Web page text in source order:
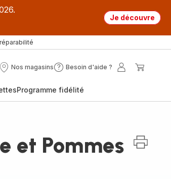
Je découvre
Nos magasins
Nos
Besoin d'aide ?
Besoin
?
Mon
Programme fidélité
et Pommes